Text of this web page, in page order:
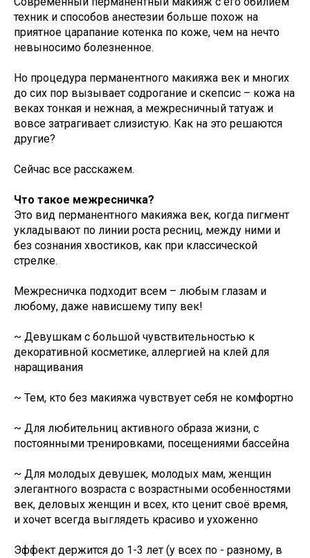
техник и способов анестезии больше похож на
приятное царапание котенка по коже, чем на нечто
невыносимо болезненное.
Но процедура перманентного макияжа век и многих
до сих пор вызывает содрогание и скепсис – кожа на
веках тонкая и нежная, а межресничный татуаж и
вовсе затрагивает слизистую. Как на это решаются
другие?
Сейчас все расскажем.
Что такое межресничка?
Это вид перманентного макияжа век, когда пигмент
укладывают по линии роста ресниц, между ними и
без сознания хвостиков, как при классической
стрелке.
Межресничка подходит всем – любым глазам и
любому, даже нависшему типу век!
~ Девушкам с большой чувствительностью к
декоративной косметике, аллергией на клей для
наращивания
~ Тем, кто без макияжа чувствует себя не комфортно
~ Для любительниц активного образа жизни, с
постоянными тренировками, посещениями бассейна
~ Для молодых девушек, молодых мам, женщин
элегантного возраста с возрастными особенностями
век, деловых женщин и всех, кто ценит своё время,
и хочет всегда выглядеть красиво и ухоженно
Эффект держится до 1-3 лет (у всех по - разному, в